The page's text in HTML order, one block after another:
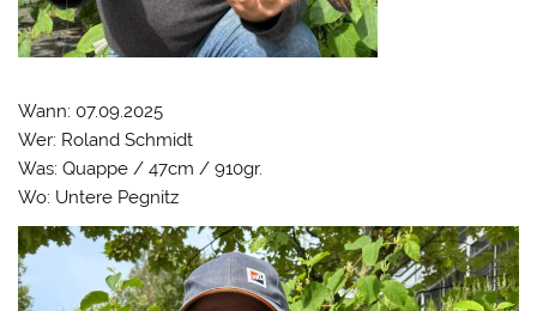
Wann: 07.09.2025
Wer: Roland Schmidt
Was: Quappe / 47cm / 910gr.
Wo: Untere Pegnitz